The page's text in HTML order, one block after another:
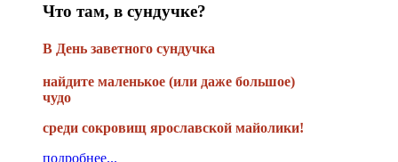
Что там, в сундучке?
В День заветного сундучка
найдите маленькое (или даже большое)
чудо
среди сокровищ ярославской майолики!
подробнее...